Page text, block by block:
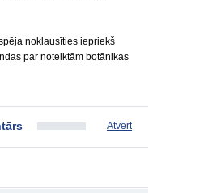
noklausīties iepriekš
par noteiktām botānikas
Atvērt